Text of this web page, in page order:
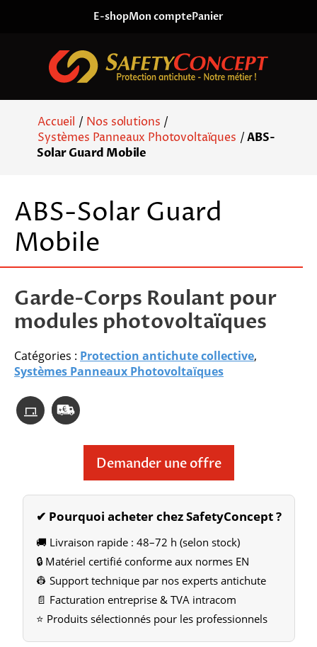
E-shopMon comptePanier
Accueil / Nos solutions /
Systèmes Panneaux Photovoltaïques /ABS-
Solar Guard Mobile
ABS-Solar Guard
Mobile
Garde-Corps Roulant pour
modules photovoltaïques
Catégories : Protection antichute collective,
Systèmes Panneaux Photovoltaïques
Demander une offre
✔ Pourquoi acheter chez SafetyConcept ?
🚚 Livraison rapide : 48–72 h (selon stock)
🔒 Matériel certifié conforme aux normes EN
👷 Support technique par nos experts antichute
📄 Facturation entreprise & TVA intracom
⭐ Produits sélectionnés pour les professionnels